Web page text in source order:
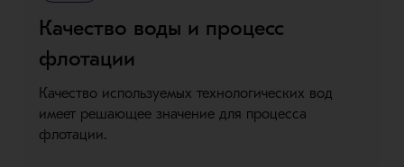
Качество воды и процесс
флотации
Качество используемых технологических вод
имеет решающее значение для процесса
флотации.